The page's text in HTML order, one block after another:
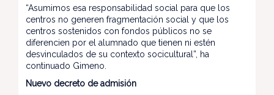
“Asumimos esa responsabilidad social para que los
centros no generen fragmentación social y que los
centros sostenidos con fondos públicos no se
diferencien por el alumnado que tienen ni estén
desvinculados de su contexto socicultural”, ha
continuado Gimeno.
Nuevo decreto de admisión